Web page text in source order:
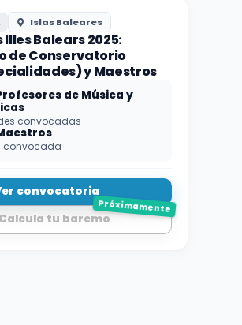
Islas Baleares
Balears 2025:
de Conservatorio
y Maestros
de Música y
convocadas
convocada
convocatoria
Calcula tu baremo
Próximamente